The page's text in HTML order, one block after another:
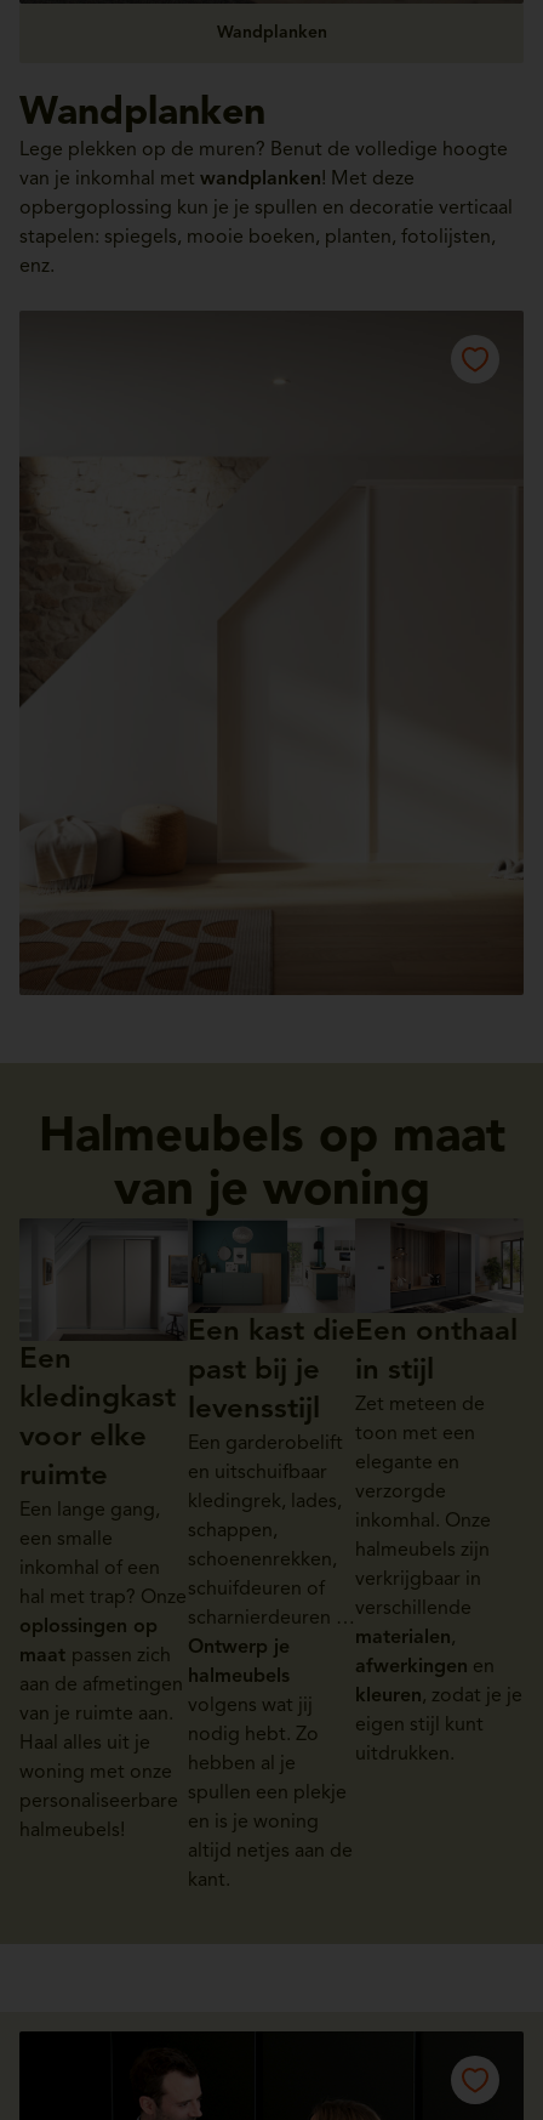
Wandplanken
Wandplanken
Lege plekken op de muren? Benut de volledige hoogte
van je inkomhal met wandplanken! Met deze
opbergoplossing kun je je spullen en decoratie verticaal
stapelen: spiegels, mooie boeken, planten, fotolijsten,
enz.
Halmeubels op maat
van je woning
Een
kledingkast
voor elke
ruimte
Een lange gang,
een smalle
inkomhal of een
hal met trap? Onze
oplossingen op
maat passen zich
aan de afmetingen
van je ruimte aan.
Haal alles uit je
woning met onze
personaliseerbare
halmeubels!
Een kast die
past bij je
levensstijl
Een garderobelift
en uitschuifbaar
kledingrek, lades,
schappen,
schoenenrekken,
schuifdeuren of
scharnierdeuren …
Ontwerp je
halmeubels
volgens wat jij
nodig hebt. Zo
hebben al je
spullen een plekje
en is je woning
altijd netjes aan de
kant.
Een onthaal
in stijl
Zet meteen de
toon met een
elegante en
verzorgde
inkomhal. Onze
halmeubels zijn
verkrijgbaar in
verschillende
materialen,
afwerkingen en
kleuren, zodat je je
eigen stijl kunt
uitdrukken.